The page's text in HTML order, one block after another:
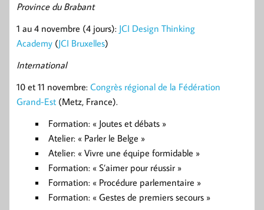
Province du Brabant
1 au 4 novembre (4 jours): JCI Design Thinking
Academy (JCI Bruxelles)
International
10 et 11 novembre: Congrès régional de la Fédération
Grand-Est (Metz, France).
Formation: « Joutes et débats »
Atelier: « Parler le Belge »
Atelier: « Vivre une équipe formidable »
Formation: « S’aimer pour réussir »
Formation: « Procédure parlementaire »
Formation: « Gestes de premiers secours »